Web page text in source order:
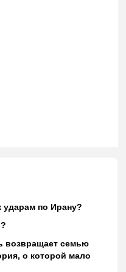
по Ирану?
возвращает семью
о которой мало